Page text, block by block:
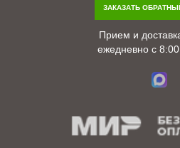
ЗАКАЗАТЬ
Прием и
ежедневно с